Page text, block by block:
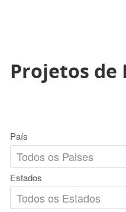
Projetos de
País
Estados